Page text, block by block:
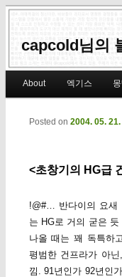
capcold님의
Skip to primary
Skip to secondary
About 엑기스
<초창기의 HG급
Posted on 2004. 05. 21.
!@#… 반다이의 요새
는 HG로 거의 굳은
나올 때는 꽤 독특하
평범한 건프라가 아
낌. 91년인가 92년인